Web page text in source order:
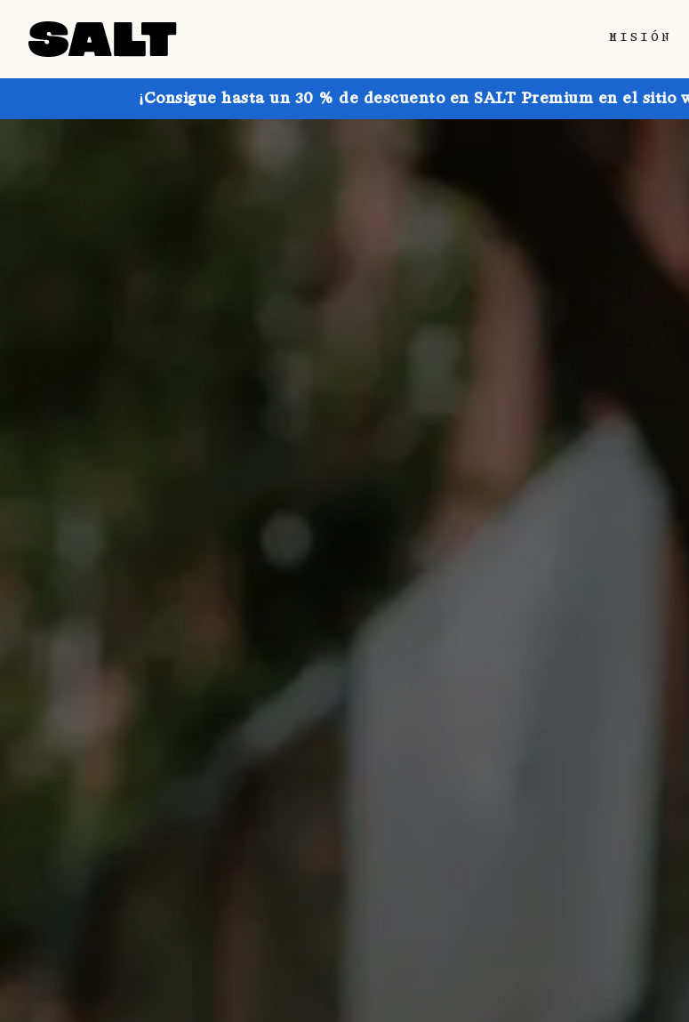
MISIÓN
¡Consigue hasta un 30 % de descuento en SALT Premium en el